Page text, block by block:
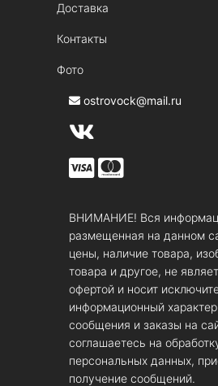
Доставка
Контакты
Фото
ostrovock@mail.ru
ВНИМАНИЕ! Вся
размещенная на данном
цены, наличие товара,
товара и другое, не
офертой и носит
информационный
сообщения и заказы на
соглашаетесь на
персональных данных,
получение сообщений.